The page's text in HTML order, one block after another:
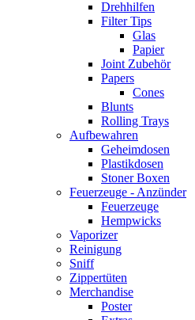
Drehhilfen
Filter Tips
Glas
Papier
Joint Zubehör
Papers
Cones
Blunts
Rolling Trays
Aufbewahren
Geheimdosen
Plastikdosen
Stoner Boxen
Feuerzeuge - Anzünder
Feuerzeuge
Hempwicks
Vaporizer
Reinigung
Sniff
Zippertüten
Merchandise
Poster